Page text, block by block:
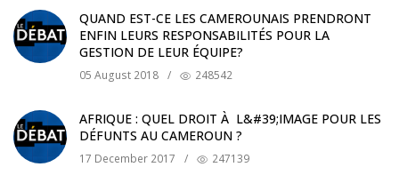
QUAND EST-CE LES CAMEROUNAIS PRENDRONT
ENFIN LEURS RESPONSABILITÉS POUR LA
GESTION DE LEUR ÉQUIPE?
05 August 2018 / 248542
AFRIQUE : QUEL DROIT À L&#39;IMAGE POUR LES
DÉFUNTS AU CAMEROUN ?
17 December 2017 / 247139